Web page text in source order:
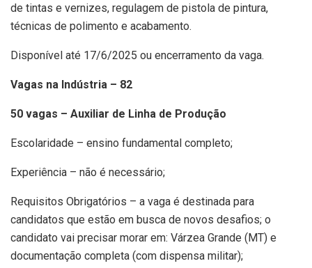
de tintas e vernizes, regulagem de pistola de pintura,
técnicas de polimento e acabamento.
Disponível até 17/6/2025 ou encerramento da vaga.
Vagas na Indústria – 82
50 vagas – Auxiliar de Linha de Produção
Escolaridade – ensino fundamental completo;
Experiência – não é necessário;
Requisitos Obrigatórios – a vaga é destinada para
candidatos que estão em busca de novos desafios; o
candidato vai precisar morar em: Várzea Grande (MT) e
documentação completa (com dispensa militar);